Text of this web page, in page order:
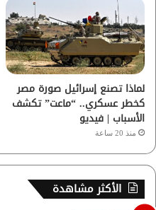
لماذا تصنع إسرائيل صورة مصر
كخطر عسكري.. “ماعت” تكشف
الأسباب | فيديو
منذ 20 ساعة
الأكثر مشاهدة